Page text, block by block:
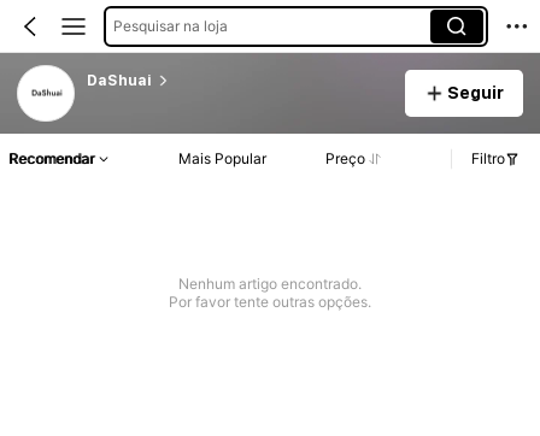
Pesquisar na loja
DaShuai
Seguir
Recomendar Mais Popular Preço Filtro
Nenhum artigo encontrado.
Por favor tente outras opções.